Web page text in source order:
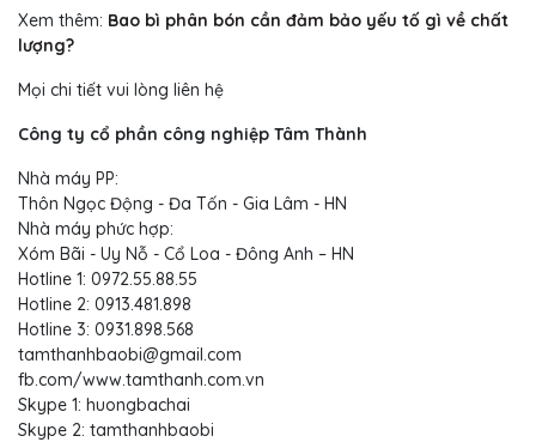
Xem thêm: Bao bì phân bón cần đảm bảo yếu tố gì về chất
lượng?
Mọi chi tiết vui lòng liên hệ
Công ty cổ phần công nghiệp Tâm Thành
Nhà máy PP:
Thôn Ngọc Động - Đa Tốn - Gia Lâm - HN
Nhà máy phức hợp:
Xóm Bãi - Uy Nỗ - Cổ Loa - Đông Anh – HN
Hotline 1: 0972.55.88.55
Hotline 2: 0913.481.898
Hotline 3: 0931.898.568
tamthanhbaobi@gmail.com
fb.com/www.tamthanh.com.vn
Skype 1: huongbachai
Skype 2: tamthanhbaobi